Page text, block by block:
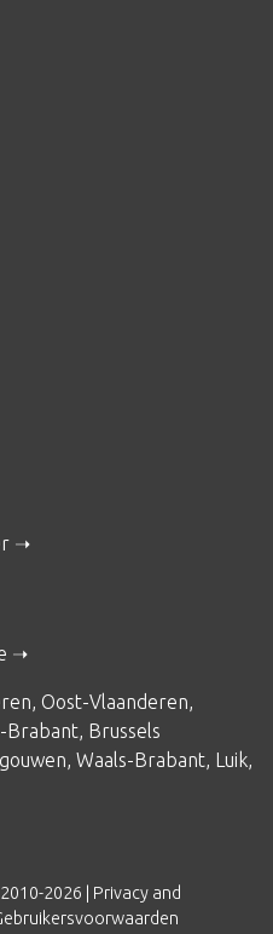
, Oost-Vlaanderen,
Brabant, Brussels
, Waals-Brabant, Luik,
2026 | Privacy and